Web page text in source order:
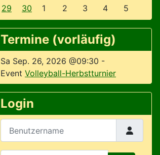
29
30 1 2 3 4 5
Termine (vorläufig)
Sa Sep. 26, 2026 @09:30 -
Event Volleyball-Herbstturnier
Login